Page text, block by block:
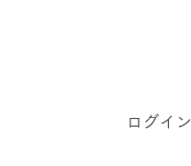
ログイン